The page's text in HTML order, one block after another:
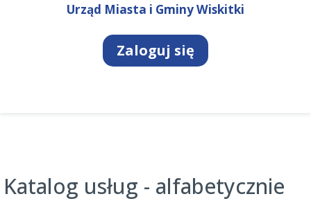
Urząd Miasta i Gminy Wiskitki
Zaloguj się
Katalog usług - alfabetycznie